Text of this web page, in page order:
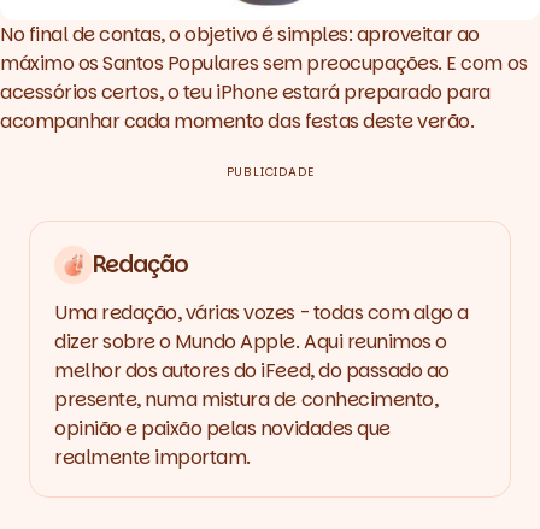
No final de contas, o objetivo é simples: aproveitar ao
máximo os Santos Populares sem preocupações. E com os
acessórios certos, o teu iPhone estará preparado para
acompanhar cada momento das festas deste verão.
PUBLICIDADE
Redação
Uma redação, várias vozes - todas com algo a
dizer sobre o Mundo Apple. Aqui reunimos o
melhor dos autores do iFeed, do passado ao
presente, numa mistura de conhecimento,
opinião e paixão pelas novidades que
realmente importam.